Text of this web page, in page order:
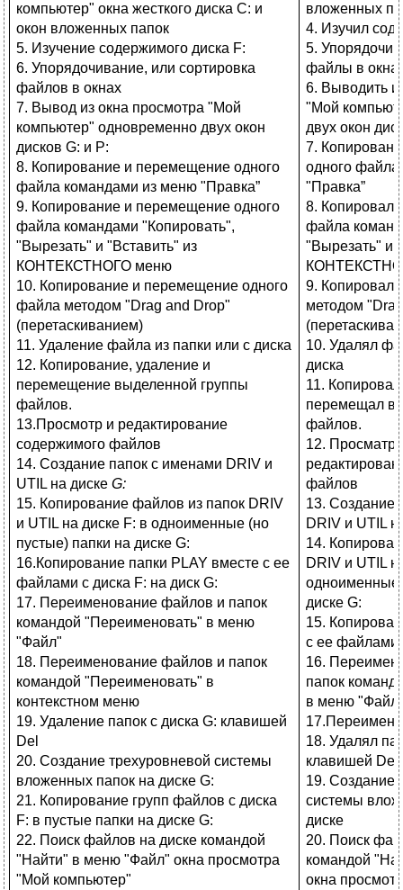
компьютер" окна жесткого диска С: и
окон вложенных папок
5. Изучение содержимого диска F:
6. Упорядочивание, или сортировка
файлов в окнах
7. Вывод из окна просмотра "Мой
компьютер" одновременно двух окон
дисков G: и Р:
8. Копирование и перемещение одного
файла командами из меню "Правка”
9. Копирование и перемещение одного
файла командами "Копировать",
"Вырезать" и "Вставить" из
КОНТЕКСТНОГО меню
10. Копирование и перемещение одного
файла методом "Drag and Drop"
(перетаскиванием)
11. Удаление файла из папки или с диска
12. Копирование, удаление и
перемещение выделенной группы
файлов.
13.Просмотр и редактирование
содержимого файлов
14. Создание папок с именами DRIV и
UTIL на диске G:
15. Копирование файлов из папок DRIV
и UTIL на диске F: в одноименные (но
пустые) папки на диске G:
16.Копирование папки PLAY вместе с ее
файлами с диска F: на диск G:
17. Переименование файлов и папок
командой "Переименовать" в меню
"Файл"
18. Переименование файлов и папок
командой "Переименовать" в
контекстном меню
19. Удаление папок с диска G: клавишей
Del
20. Создание трехуровневой системы
вложенных папок на диске G:
21. Копирование групп файлов с диска
F: в пустые папки на диске G:
22. Поиск файлов на диске командой
"Найти" в меню "Файл" окна просмотра
"Мой компьютер"
вложенных
4. Изучил
5.
файлы в
6. Выводить
"Мой
двух окон
7.
одного
"Правка”
8. Копировал
файла
"Вырезать" и
9. Копировал
методом
10. Удалял
диска
11.
перемещал
файлов.
12.
файлов
13. Создание
DRIV и UTIL
14.
DRIV и UTIL
одноименные
диске G:
15.
с ее файлами
16.
папок
в меню "Файл"
18. Удалял
клавишей Del
19. Создание
системы
диске
20. Поиск
командой
окна